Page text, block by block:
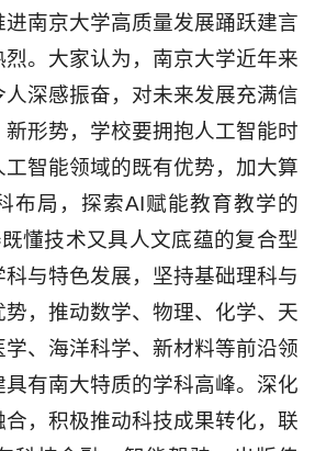
南京大学高质量发展踊跃建言
。大家认为，南京大学近年来
深感振奋，对未来发展充满信
形势，学校要拥抱人工智能时
智能领域的既有优势，加大算
布局，探索AI赋能教育教学的
懂技术又具人文底蕴的复合型
与特色发展，坚持基础理科与
，推动数学、物理、化学、天
、海洋科学、新材料等前沿领
有南大特质的学科高峰。深化
，积极推动科技成果转化，联